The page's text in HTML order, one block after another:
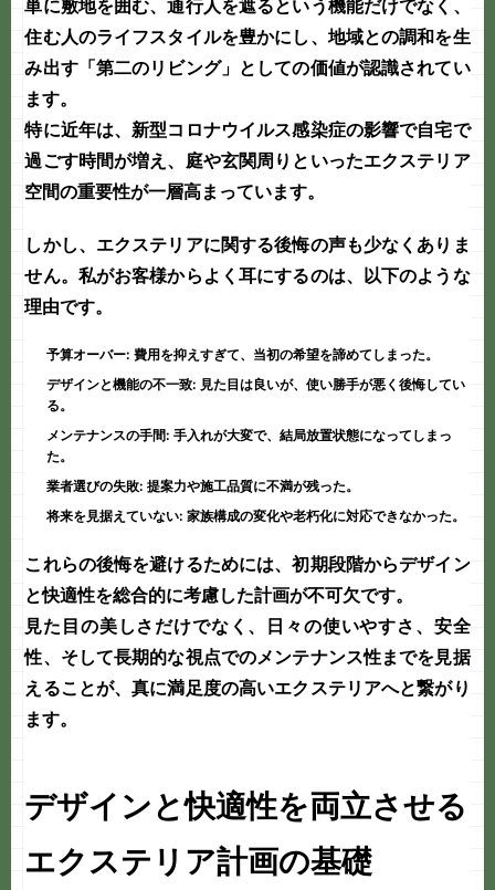
単に敷地を囲む、通行人を遮るという機能だけでなく、
住む人のライフスタイルを豊かにし、地域との調和を生
み出す「第二のリビング」としての価値が認識されてい
ます。
特に近年は、新型コロナウイルス感染症の影響で自宅で
過ごす時間が増え、庭や玄関周りといったエクステリア
空間の重要性が一層高まっています。
しかし、エクステリアに関する後悔の声も少なくありま
せん。私がお客様からよく耳にするのは、以下のような
理由です。
予算オーバー: 費用を抑えすぎて、当初の希望を諦めてしまった。
デザインと機能の不一致: 見た目は良いが、使い勝手が悪く後悔してい
る。
メンテナンスの手間: 手入れが大変で、結局放置状態になってしまっ
た。
業者選びの失敗: 提案力や施工品質に不満が残った。
将来を見据えていない: 家族構成の変化や老朽化に対応できなかった。
これらの後悔を避けるためには、初期段階からデザイン
と快適性を総合的に考慮した計画が不可欠です。
見た目の美しさだけでなく、日々の使いやすさ、安全
性、そして長期的な視点でのメンテナンス性までを見据
えることが、真に満足度の高いエクステリアへと繋がり
ます。
デザインと快適性を両立させる
エクステリア計画の基礎